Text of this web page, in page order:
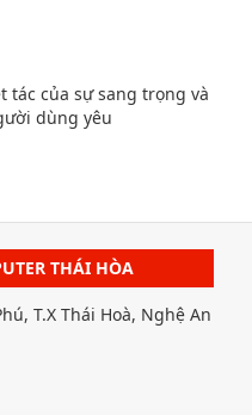
tác của sự sang trọng và
dùng yêu
THÁI HÒA
T.X Thái Hoà, Nghệ An